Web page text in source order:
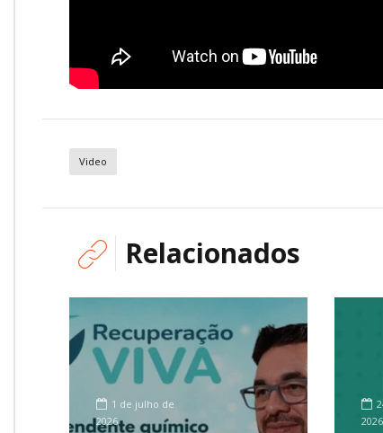
Video
Relacionados
1 de julho de
2026
2026